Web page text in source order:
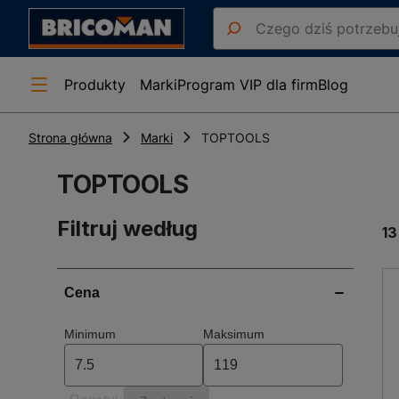
Produkty MarkiProgram VIP dla firmBlog
Strona główna Marki TOPTOOLS
TOPTOOLS
Filtruj według 13